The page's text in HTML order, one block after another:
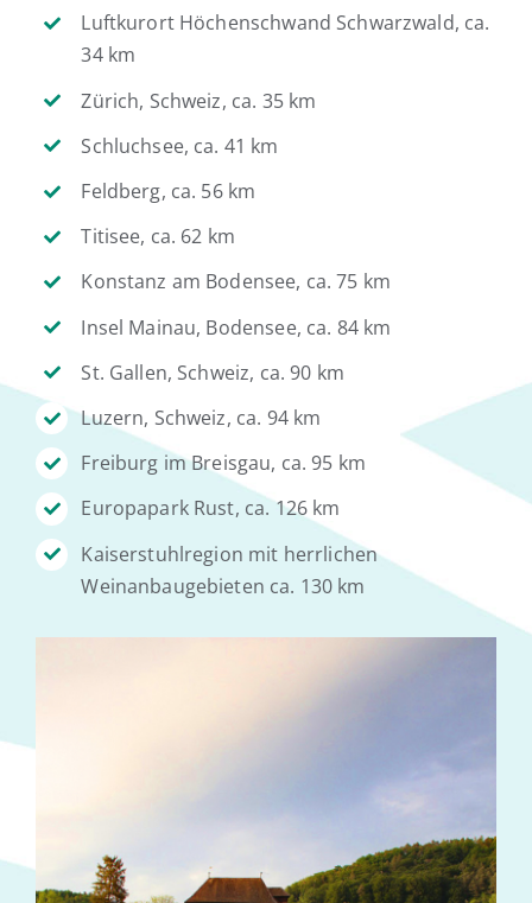
Luftkurort Höchenschwand Schwarzwald, ca.
34 km
Zürich, Schweiz, ca. 35 km
Schluchsee, ca. 41 km
Feldberg, ca. 56 km
Titisee, ca. 62 km
Konstanz am Bodensee, ca. 75 km
Insel Mainau, Bodensee, ca. 84 km
St. Gallen, Schweiz, ca. 90 km
Luzern, Schweiz, ca. 94 km
Freiburg im Breisgau, ca. 95 km
Europapark Rust, ca. 126 km
Kaiserstuhlregion mit herrlichen
Weinanbaugebieten ca. 130 km